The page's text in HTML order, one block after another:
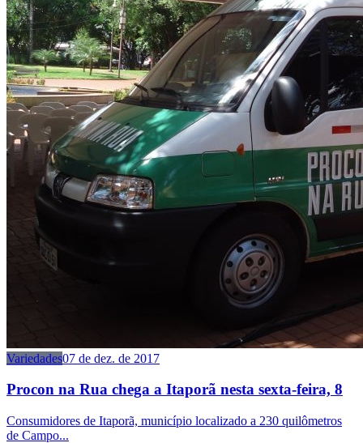
Variedades07 de dez. de 2017
Procon na Rua chega a Itaporã nesta sexta-feira, 8
Consumidores de Itaporã, município localizado a 230 quilômetros
de Campo...